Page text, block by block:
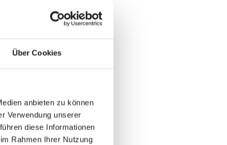
Über Cookies
anbieten zu können
Verwendung unserer
diese Informationen
Rahmen Ihrer Nutzung